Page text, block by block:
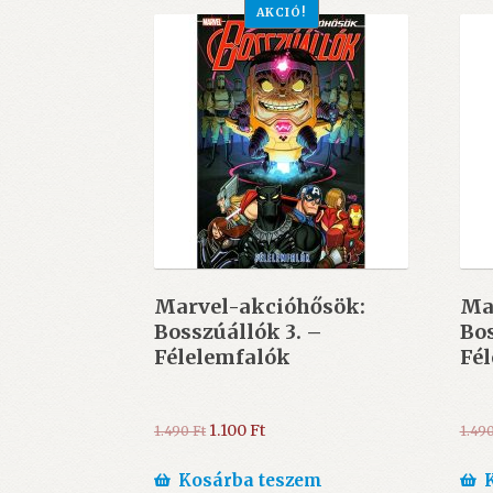
Marvel-akcióhősök:
Bosszúállók 3. –
Félelemfalók
AKCIÓ!
1.490Ft Original
was:
1.100FtCurrent
is:
Kosárba teszem